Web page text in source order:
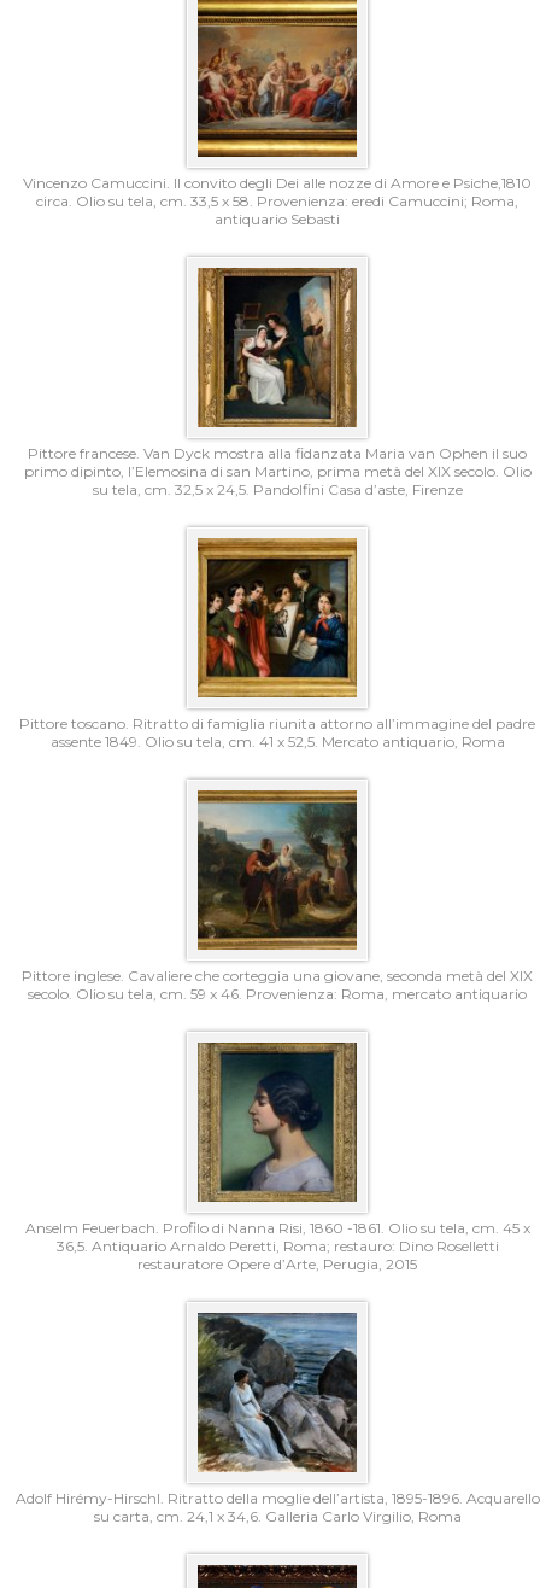
Vincenzo Camuccini. Il convito degli Dei alle nozze di Amore e Psiche,1810
circa. Olio su tela, cm. 33,5 x 58. Provenienza: eredi Camuccini; Roma,
antiquario Sebasti
Pittore francese. Van Dyck mostra alla fidanzata Maria van Ophen il suo
primo dipinto, l’Elemosina di san Martino, prima metà del XIX secolo. Olio
su tela, cm. 32,5 x 24,5. Pandolfini Casa d’aste, Firenze
Pittore toscano. Ritratto di famiglia riunita attorno all’immagine del padre
assente 1849. Olio su tela, cm. 41 x 52,5. Mercato antiquario, Roma
Pittore inglese. Cavaliere che corteggia una giovane, seconda metà del XIX
secolo. Olio su tela, cm. 59 x 46. Provenienza: Roma, mercato antiquario
Anselm Feuerbach. Profilo di Nanna Risi, 1860 -1861. Olio su tela, cm. 45 x
36,5. Antiquario Arnaldo Peretti, Roma; restauro: Dino Roselletti
restauratore Opere d’Arte, Perugia, 2015
Adolf Hirémy-Hirschl. Ritratto della moglie dell’artista, 1895-1896. Acquarello
su carta, cm. 24,1 x 34,6. Galleria Carlo Virgilio, Roma